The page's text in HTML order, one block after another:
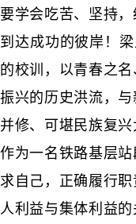
要学会吃苦、坚持
到达成功的彼岸！
的校训，以青春之
振兴的历史洪流，
并修、可堪民族复兴
作为一名铁路基层
求自己，正确履行
人利益与集体利益